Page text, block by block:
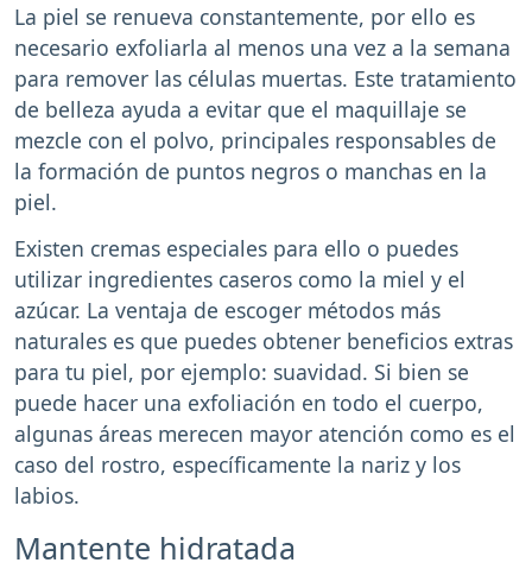
La piel se renueva constantemente, por ello es
necesario exfoliarla al menos una vez a la semana
para remover las células muertas. Este tratamiento
de belleza ayuda a evitar que el maquillaje se
mezcle con el polvo, principales responsables de
la formación de puntos negros o manchas en la
piel.
Existen cremas especiales para ello o puedes
utilizar ingredientes caseros como la miel y el
azúcar. La ventaja de escoger métodos más
naturales es que puedes obtener beneficios extras
para tu piel, por ejemplo: suavidad. Si bien se
puede hacer una exfoliación en todo el cuerpo,
algunas áreas merecen mayor atención como es el
caso del rostro, específicamente la nariz y los
labios.
Mantente hidratada